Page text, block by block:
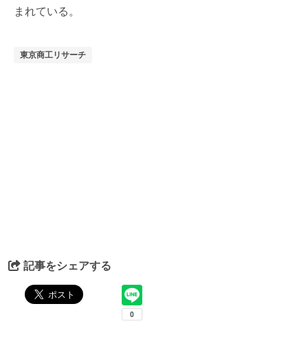
まれている。
東京商工リサーチ
記事をシェアする